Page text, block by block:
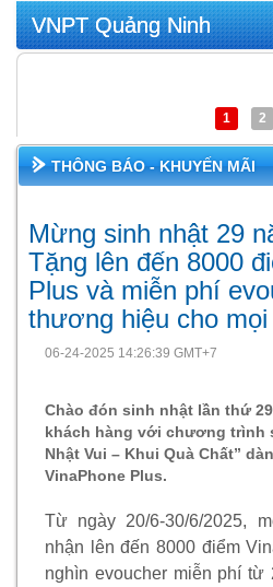
VNPT Quảng Ninh
1 2
THÔNG BÁO - KHUYẾN MÃI
Mừng sinh nhật 29
Tặng lên đến 8000
Plus và miễn phí
thương hiệu cho mọi
06-24-2025 14:26:39 GMT+7
Chào đón sinh nhật lần thứ
khách hàng với chương trình
Nhật Vui – Khui Quà Chất”
VinaPhone Plus.
Từ ngày 20/6-30/6/2025,
nhận lên đến 8000 điểm
nghìn evoucher miễn phí